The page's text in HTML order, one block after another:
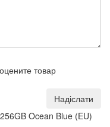
товар
Надіслати